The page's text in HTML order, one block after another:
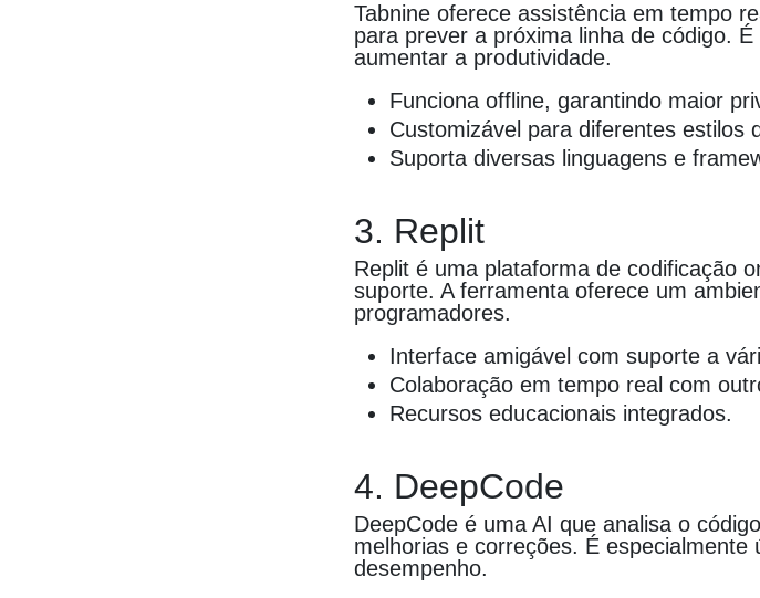
Tabnine oferece assistência em tempo
para prever a próxima linha de código.
aumentar a produtividade.
Funciona offline, garantindo maior
Customizável para diferentes estilos
Suporta diversas linguagens e
3. Replit
Replit é uma plataforma de codificação
suporte. A ferramenta oferece um
programadores.
Interface amigável com suporte a
Colaboração em tempo real com
Recursos educacionais integrados.
4. DeepCode
DeepCode é uma AI que analisa o
melhorias e correções. É
desempenho.